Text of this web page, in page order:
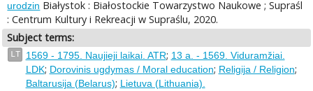
urodzin Białystok : Białostockie Towarzystwo Naukowe ; Supraśl
: Centrum Kultury i Rekreacji w Supraślu, 2020.
Subject terms:
LT 1569 - 1795. Naujieji laikai. ATR; 13 a. - 1569. Viduramžiai.
LDK; Dorovinis ugdymas / Moral education; Religija / Religion;
Baltarusija (Belarus); Lietuva (Lithuania).